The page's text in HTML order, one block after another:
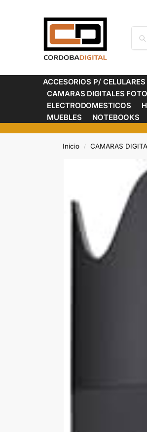
ACCESORIOS P/ CELULARES
CAMARAS DIGITALES FOTO
ELECTRODOMESTICOS
MUEBLES
NOTEBOOKS
Inicio / CAMARAS